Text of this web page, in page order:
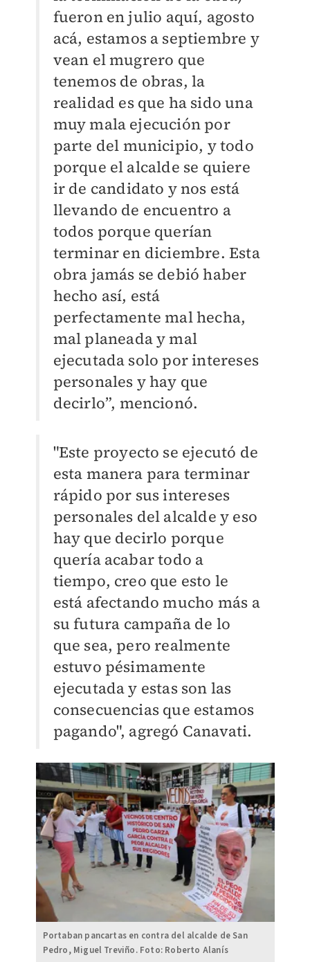
fueron en julio aquí, agosto
acá, estamos a septiembre y
vean el mugrero que
tenemos de obras, la
realidad es que ha sido una
muy mala ejecución por
parte del municipio, y todo
porque el alcalde se quiere
ir de candidato y nos está
llevando de encuentro a
todos porque querían
terminar en diciembre. Esta
obra jamás se debió haber
hecho así, está
perfectamente mal hecha,
mal planeada y mal
ejecutada solo por intereses
personales y hay que
decirlo”, mencionó.
"Este proyecto se ejecutó de
esta manera para terminar
rápido por sus intereses
personales del alcalde y eso
hay que decirlo porque
quería acabar todo a
tiempo, creo que esto le
está afectando mucho más a
su futura campaña de lo
que sea, pero realmente
estuvo pésimamente
ejecutada y estas son las
consecuencias que estamos
pagando", agregó Canavati.
Portaban pancartas en contra del alcalde de San
Pedro, Miguel Treviño. Foto: Roberto Alanís